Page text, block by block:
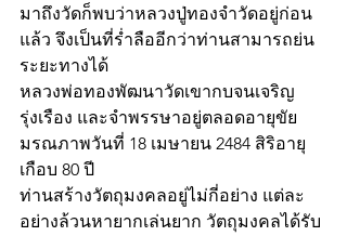
มาถึงวัดก็พบว่าหลวงปู่ทองจำวัดอยู่ก่อน
แล้ว จึงเป็นที่ร่ำลืออีกว่าท่านสามารถย่น
ระยะทางได้
หลวงพ่อทองพัฒนาวัดเขากบจนเจริญ
รุ่งเรือง และจำพรรษาอยู่ตลอดอายุขัย
มรณภาพวันที่ 18 เมษายน 2484 สิริอายุ
เกือบ 80 ปี
ท่านสร้างวัตถุมงคลอยู่ไม่กี่อย่าง แต่ละ
อย่างล้วนหายากเล่นยาก วัตถุมงคลได้รับ